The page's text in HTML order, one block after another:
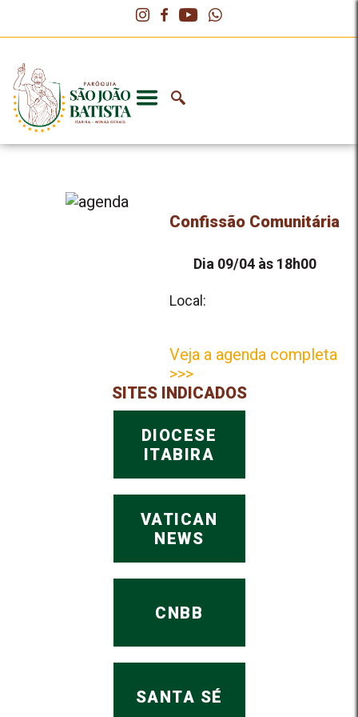
Confissão Comunitária
Dia 09/04 às 18h00
Local:
Veja a agenda completa
>>>
SITES INDICADOS
DIOCESE
ITABIRA
VATICAN
NEWS
CNBB
SANTA SÉ